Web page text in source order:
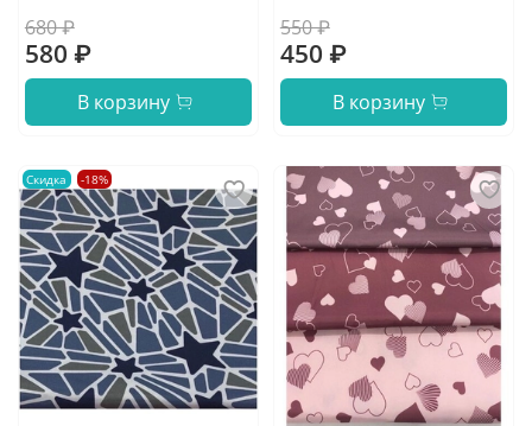
680 ₽
580 ₽
В корзину
550 ₽
450 ₽
В корзину
Скидка -18%